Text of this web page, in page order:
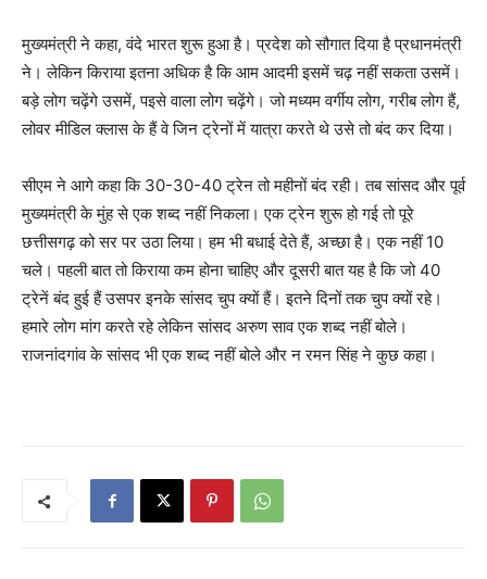
मुख्यमंत्री ने कहा, वंदे भारत शुरू हुआ है। प्रदेश को सौगात दिया है प्रधानमंत्री
ने। लेकिन किराया इतना अधिक है कि आम आदमी इसमें चढ़ नहीं सकता उसमें।
बड़े लोग चढ़ेंगे उसमें, पइसे वाला लोग चढ़ेंगे। जो मध्यम वर्गीय लोग, गरीब लोग हैं,
लोवर मीडिल क्लास के हैं वे जिन ट्रेनों में यात्रा करते थे उसे तो बंद कर दिया।
सीएम ने आगे कहा कि 30-30-40 ट्रेन तो महीनों बंद रही। तब सांसद और पूर्व
मुख्यमंत्री के मुंह से एक शब्द नहीं निकला। एक ट्रेन शुरू हो गई तो पूरे
छत्तीसगढ़ को सर पर उठा लिया। हम भी बधाई देते हैं, अच्छा है। एक नहीं 10
चले। पहली बात तो किराया कम होना चाहिए और दूसरी बात यह है कि जो 40
ट्रेनें बंद हुई हैं उसपर इनके सांसद चुप क्यों हैं। इतने दिनों तक चुप क्यों रहे।
हमारे लोग मांग करते रहे लेकिन सांसद अरुण साव एक शब्द नहीं बोले।
राजनांदगांव के सांसद भी एक शब्द नहीं बोले और न रमन सिंह ने कुछ कहा।